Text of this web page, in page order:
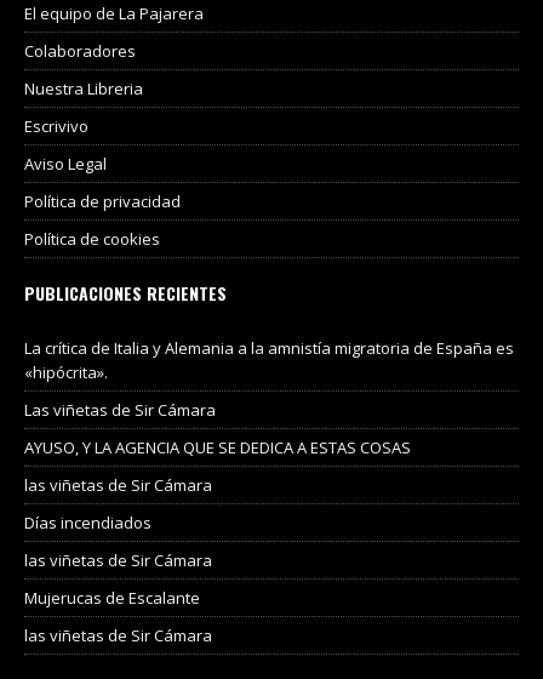
El equipo de La Pajarera
Colaboradores
Nuestra Libreria
Escrivivo
Aviso Legal
Política de privacidad
Política de cookies
PUBLICACIONES RECIENTES
La crítica de Italia y Alemania a la amnistía migratoria de España es
«hipócrita».
Las viñetas de Sir Cámara
AYUSO, Y LA AGENCIA QUE SE DEDICA A ESTAS COSAS
las viñetas de Sir Cámara
Días incendiados
las viñetas de Sir Cámara
Mujerucas de Escalante
las viñetas de Sir Cámara